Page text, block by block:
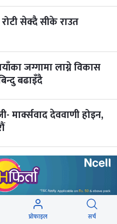
सेक्दै सीके राउत
जग्गामा लाग्ने विकास
बढाइँदै
मार्क्सवाद देववाणी होइन,
फिर्ता दिन
लैंगिक असमानतालाई
प्रोफाइल सर्च